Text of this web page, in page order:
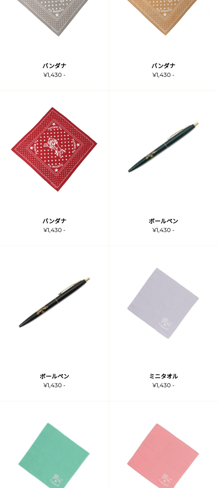
バンダナ
¥1,430 -
バンダナ
¥1,430 -
バンダナ
¥1,430 -
ボールペン
¥1,430 -
ボールペン
¥1,430 -
ミニタオル
¥1,430 -